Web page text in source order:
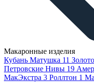
Макаронные изделия
Кубань Матушка 11
Петровские Нивы 19
МакЭкстра 3 Роллтон 1